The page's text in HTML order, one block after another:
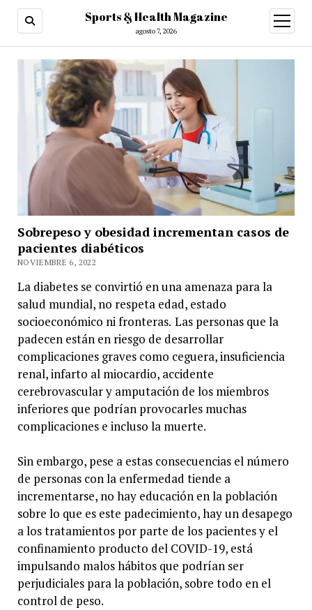
Sports & Health Magazine
agosto 7, 2026
abrir
menú
Sobrepeso y obesidad incrementan casos de
pacientes diabéticos
NOVIEMBRE 6, 2022
La diabetes se convirtió en una amenaza para la
salud mundial, no respeta edad, estado
socioeconómico ni fronteras. Las personas que la
padecen están en riesgo de desarrollar
complicaciones graves como ceguera, insuficiencia
renal, infarto al miocardio, accidente
cerebrovascular y amputación de los miembros
inferiores que podrían provocarles muchas
complicaciones e incluso la muerte.
Sin embargo, pese a estas consecuencias el número
de personas con la enfermedad tiende a
incrementarse, no hay educación en la población
sobre lo que es este padecimiento, hay un desapego
a los tratamientos por parte de los pacientes y el
confinamiento producto del COVID-19, está
impulsando malos hábitos que podrían ser
perjudiciales para la población, sobre todo en el
control de peso.